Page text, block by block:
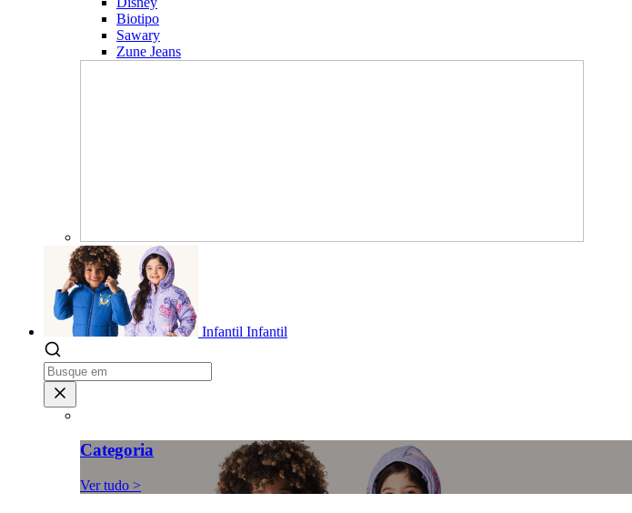
Biotipo
Sawary
Zune Jeans
Infantil Infantil
Categoria
Ver tudo >